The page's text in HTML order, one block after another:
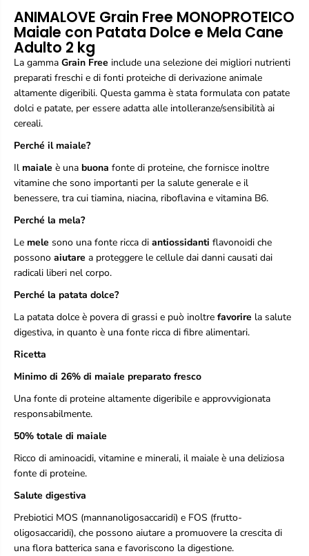
à
p
e
r
A
i
m
a
l
v
G
r
a
n
r
e
e
a
a
l
e
M
e
l
-
C
o
c
h
t
t
e
à
p
e
r
A
i
m
a
v
G
r
a
n
r
e
e
a
a
l
M
e
l
a
-
C
o
c
h
t
t
e
ANIMALOVE Grain Free MONOPROTEICO
Maiale con Patata Dolce e Mela Cane
Adulto 2 kg
La gamma Grain Free include una selezione dei migliori nutrienti
preparati freschi e di fonti proteiche di derivazione animale
altamente digeribili. Questa gamma è stata formulata con patate
dolci e patate, per essere adatta alle intolleranze/sensibilità ai
cereali.
Perché il maiale?
Il maiale è una buona fonte di proteine, che fornisce inoltre
vitamine che sono importanti per la salute generale e il
benessere, tra cui tiamina, niacina, riboflavina e vitamina B6.
Perché la mela?
Le mele sono una fonte ricca di antiossidanti flavonoidi che
possono aiutare a proteggere le cellule dai danni causati dai
radicali liberi nel corpo.
Perché la patata dolce?
La patata dolce è povera di grassi e può inoltre favorire la salute
digestiva, in quanto è una fonte ricca di fibre alimentari.
Ricetta
Minimo di 26% di maiale preparato fresco
Una fonte di proteine altamente digeribile e approvvigionata
responsabilmente.
50% totale di maiale
Ricco di aminoacidi, vitamine e minerali, il maiale è una deliziosa
fonte di proteine.
Salute digestiva
Prebiotici MOS (mannanoligosaccaridi) e FOS (frutto-
oligosaccaridi), che possono aiutare a promuovere la crescita di
una flora batterica sana e favoriscono la digestione.